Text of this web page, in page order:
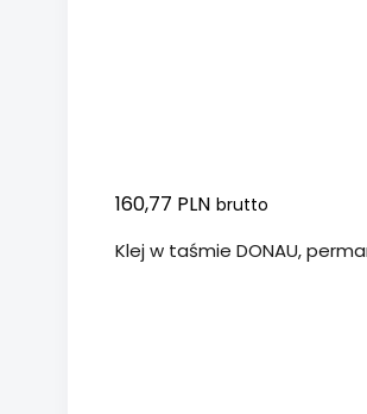
160,77 PLN brutto
Klej w taśmie DONAU,